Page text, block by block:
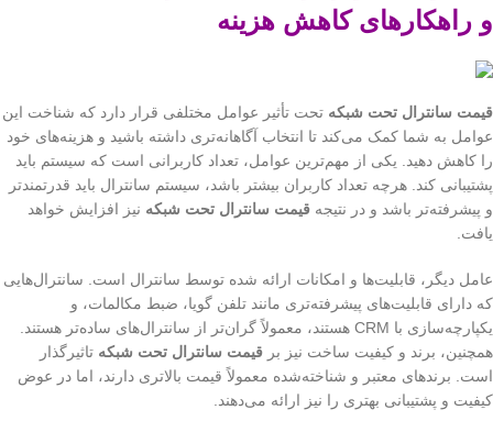
و راهکارهای کاهش هزینه
قیمت سانترال تحت شبکه تحت تأثیر عوامل مختلفی قرار دارد که شناخت این
عوامل به شما کمک می‌کند تا انتخاب آگاهانه‌تری داشته باشید و هزینه‌های خود
را کاهش دهید. یکی از مهم‌ترین عوامل، تعداد کاربرانی است که سیستم باید
پشتیبانی کند. هرچه تعداد کاربران بیشتر باشد، سیستم سانترال باید قدرتمندتر
و پیشرفته‌تر باشد و در نتیجه قیمت سانترال تحت شبکه نیز افزایش خواهد
یافت.
عامل دیگر، قابلیت‌ها و امکانات ارائه شده توسط سانترال است. سانترال‌هایی
که دارای قابلیت‌های پیشرفته‌تری مانند تلفن گویا، ضبط مکالمات، و
یکپارچه‌سازی با CRM هستند، معمولاً گران‌تر از سانترال‌های ساده‌تر هستند.
همچنین، برند و کیفیت ساخت نیز بر قیمت سانترال تحت شبکه تاثیرگذار
است. برندهای معتبر و شناخته‌شده معمولاً قیمت بالاتری دارند، اما در عوض
کیفیت و پشتیبانی بهتری را نیز ارائه می‌دهند.